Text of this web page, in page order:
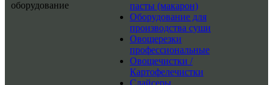
пасты (макарон)
Оборудование для
производства суши
Овощерезки
профессиональные
Овощечистки /
Картофелечистки
Слайсеры